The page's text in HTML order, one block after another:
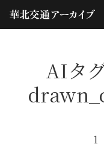
AIタ
1